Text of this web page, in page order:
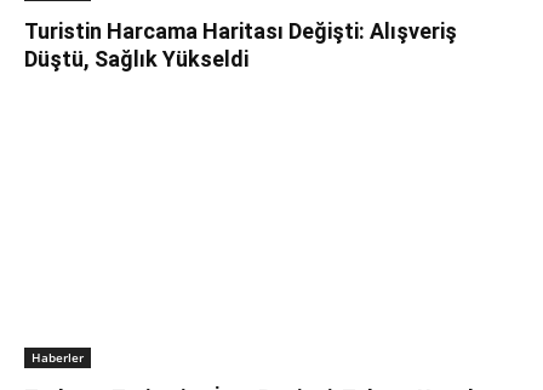
Turistin Harcama Haritası Değişti: Alışveriş
Düştü, Sağlık Yükseldi
Haberler